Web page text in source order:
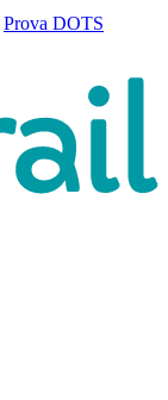
Prova DOTS